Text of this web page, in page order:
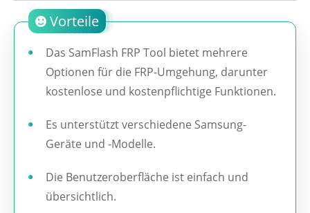
Vorteile
Das SamFlash FRP Tool bietet mehrere
Optionen für die FRP-Umgehung, darunter
kostenlose und kostenpflichtige Funktionen.
Es unterstützt verschiedene Samsung-
Geräte und -Modelle.
Die Benutzeroberfläche ist einfach und
übersichtlich.